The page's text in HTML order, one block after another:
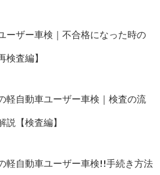
ーザー車検｜不合格になった時の
検査編】
軽自動車ユーザー車検｜検査の流
説【検査編】
軽自動車ユーザー車検!!手続き方法